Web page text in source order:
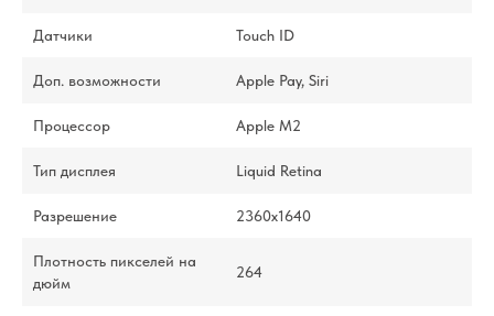
Датчики Touch ID
Доп. возможности Apple Pay, Siri
Процессор Apple M2
Тип дисплея Liquid Retina
Разрешение 2360x1640
Плотность пикселей на
дюйм
264